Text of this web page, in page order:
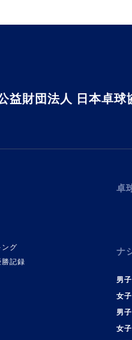
益財団法人 日本卓球
ング
記録
卓
ナ
男
女
男
女